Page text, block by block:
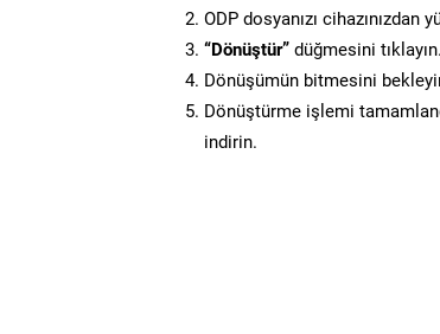
ODP dosyanızı cihazınızdan
“Dönüştür” düğmesini tıklayın.
Dönüşümün bitmesini
Dönüştürme işlemi
indirin.